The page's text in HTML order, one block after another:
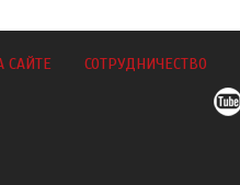
САЙТЕ СОТРУДНИЧЕСТВО